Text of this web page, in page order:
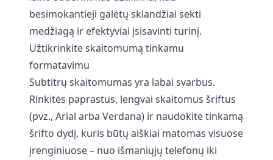
besimokantieji galėtų sklandžiai sekti
medžiagą ir efektyviai įsisavinti turinį.
Užtikrinkite skaitomumą tinkamu
formatavimu
Subtitrų skaitomumas yra labai svarbus.
Rinkitės paprastus, lengvai skaitomus šriftus
(pvz., Arial arba Verdana) ir naudokite tinkamą
šrifto dydį, kuris būtų aiškiai matomas visuose
įrenginiuose – nuo išmaniųjų telefonų iki